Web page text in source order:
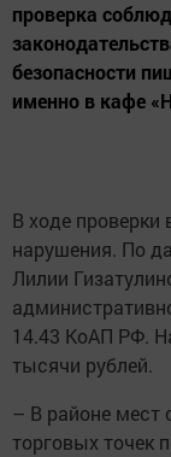
проверка
безопасности
именно в кафе
В ходе
нарушения. По
Лилии
14.43 КоАП РФ.
тысячи рублей.
– В районе мест
торговых точек